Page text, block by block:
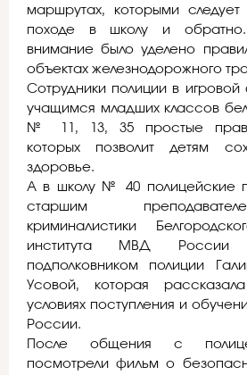
маршрутах, которыми следует
походе в школу и
внимание было уделено
объектах железнодорожного
Сотрудники полиции в
учащимся младших классов
№ 11, 13, 35 простые
которых позволит детям
здоровье.
А в школу № 40 полицейские
старшим
криминалистики
института МВД России
подполковником полиции
Усовой, которая
условиях поступления и
России.
После общения с
посмотрели фильм о